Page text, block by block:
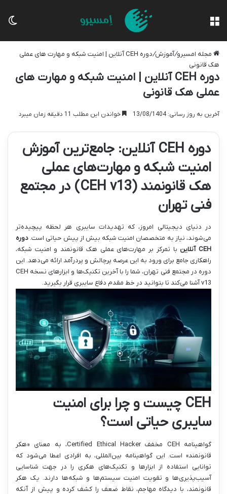
مجله امسیرو/آموزش/
دوره CEH آنلاین | امنیت شبکه و مهارت های عملی
هک قانونی
دوره CEH آنلاین | امنیت شبکه و مهارت های
عملی هک قانونی
آخرین به روز رسانی: 13/08/1404 خواندن این مطلب 11 دقیقه زمان میبرد
دوره CEH آنلاین: جامع‌ترین آموزش
امنیت شبکه و مهارت‌های عملی
هک قانونمند (CEH v13) در مجتمع
فنی تهران
در دنیای دیجیتالی امروز، که تهدیدات سایبری هر لحظه پیچیده‌تر
می‌شوند، نیاز به متخصصان امنیت شبکه بیش از پیش حیاتی است. دوره
CEH آنلاین
با تمرکز بر مهارت‌های عملی هک قانونمند و امنیت شبکه،
راهکاری جامع برای ورود به این عرصه پرچالش و پردرآمد ارائه می‌دهد. این
دوره در مجتمع فنی تهران، شما را با آخرین تکنیک‌ها و ابزارهای نسخه CEH
v13 آشنا می‌کند تا بتوانید در خط مقدم دفاع سایبری قرار بگیرید.
CEH چیست و چرا برای امنیت
سایبری حیاتی است؟
گواهینامه CEH مخفف Certified Ethical Hacker، به معنای «هکر
قانونمند» است. این گواهینامه بین‌المللی، به افرادی اعطا می‌شود که
توانایی استفاده از ابزارها و تکنیک‌های هکری را در جهت شناسایی
آسیب‌پذیری‌ها و تقویت امنیت سیستم‌ها و شبکه‌ها دارند. یک هکر
قانونمند، با دیدگاه مهاجم، نقاط ضعف را کشف کرده و پیش از آنکه